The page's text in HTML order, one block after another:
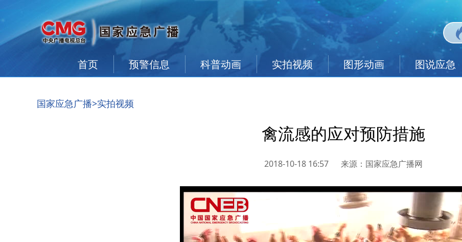
首页 预警信息 科普动画 实拍视频 图形动画 图说应急
国家应急广播>实拍视频
禽流感的应对预防措施
2018-10-18 16:57 来源： 国家应急广播网